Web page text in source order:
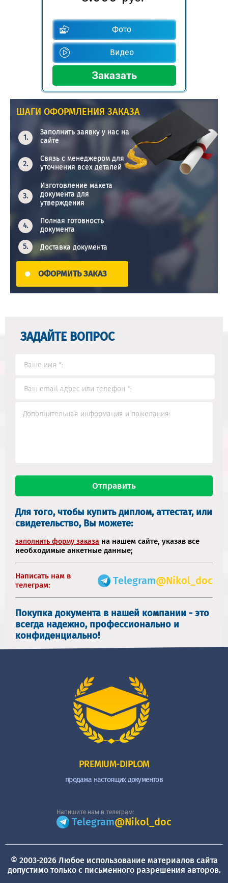
Фото
Видео
ШАГИ ОФОРМЛЕНИЯ ЗАКАЗА
Заполнить заявку у нас на
сайте
Связь с менеджером для
уточнения всех деталей
Изготовление макета
документа для
утверждения
Полная готовность
документа
Доставка документа
ОФОРМИТЬ ЗАКАЗ
ЗАДАЙТЕ ВОПРОС
Для того, чтобы купить диплом, аттестат, или
свидетельство, Вы можете:
заполнить форму заказа на нашем сайте, указав все
необходимые анкетные данные;
Написать нам в
телеграм:
Telegram@Nikol_doc
Покупка документа в нашей компании - это
всегда надежно, профессионально и
конфиденциально!
PREMIUM-DIPLOM
продажа настоящих документов
Напишите нам в телеграм:
Telegram@Nikol_doc
© 2003-2026 Любое использование материалов сайта
допустимо только с письменного разрешения авторов.